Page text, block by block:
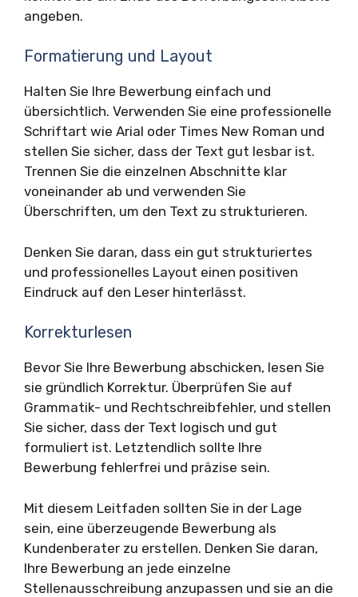
angeben.
Formatierung und Layout
Halten Sie Ihre Bewerbung einfach und
übersichtlich. Verwenden Sie eine professionelle
Schriftart wie Arial oder Times New Roman und
stellen Sie sicher, dass der Text gut lesbar ist.
Trennen Sie die einzelnen Abschnitte klar
voneinander ab und verwenden Sie
Überschriften, um den Text zu strukturieren.
Denken Sie daran, dass ein gut strukturiertes
und professionelles Layout einen positiven
Eindruck auf den Leser hinterlässt.
Korrekturlesen
Bevor Sie Ihre Bewerbung abschicken, lesen Sie
sie gründlich Korrektur. Überprüfen Sie auf
Grammatik- und Rechtschreibfehler, und stellen
Sie sicher, dass der Text logisch und gut
formuliert ist. Letztendlich sollte Ihre
Bewerbung fehlerfrei und präzise sein.
Mit diesem Leitfaden sollten Sie in der Lage
sein, eine überzeugende Bewerbung als
Kundenberater zu erstellen. Denken Sie daran,
Ihre Bewerbung an jede einzelne
Stellenausschreibung anzupassen und sie an die